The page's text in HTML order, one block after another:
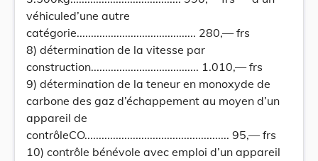
véhiculed’une autre
catégorie.......................................... 280,— frs
8) détermination de la vitesse par
construction...................................... 1.010,— frs
9) détermination de la teneur en monoxyde de
carbone des gaz d’échappement au moyen d’un
appareil de
contrôleCO................................................... 95,— frs
10) contrôle bénévole avec emploi d’un appareil